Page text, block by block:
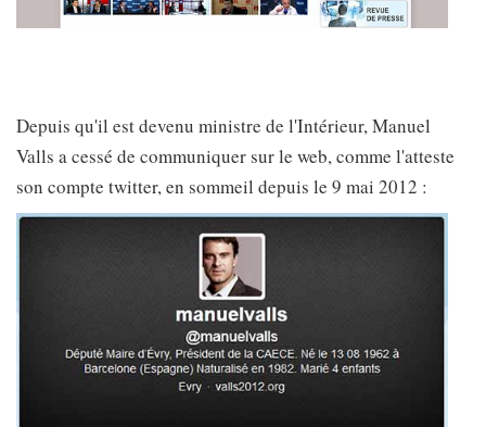
Depuis qu'il est devenu ministre de l'Intérieur, Manuel
Valls a cessé de communiquer sur le web, comme l'atteste
son compte twitter, en sommeil depuis le 9 mai 2012 :